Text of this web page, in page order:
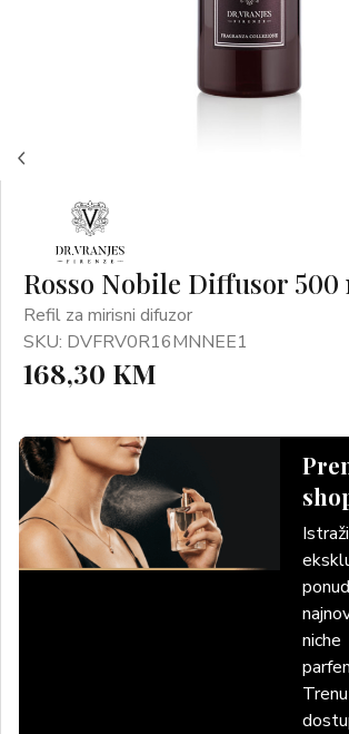
Rosso Nobile Diffusor 500
Refil za mirisni difuzor
SKU: DVFRV0R16MNNEE1
168,30 KM
niche